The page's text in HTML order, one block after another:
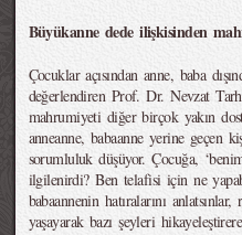
Büyükanne dede ilişkisinden
Çocuklar açısından anne, baba
değerlendiren Prof. Dr. Nevzat
mahrumiyeti diğer birçok yakın
anneanne, babaanne yerine geçen
sorumluluk düşüyor. Çocuğa,
ilgilenirdi? Ben telafisi için ne
babaannenin hatıralarını
yaşayarak bazı şeyleri